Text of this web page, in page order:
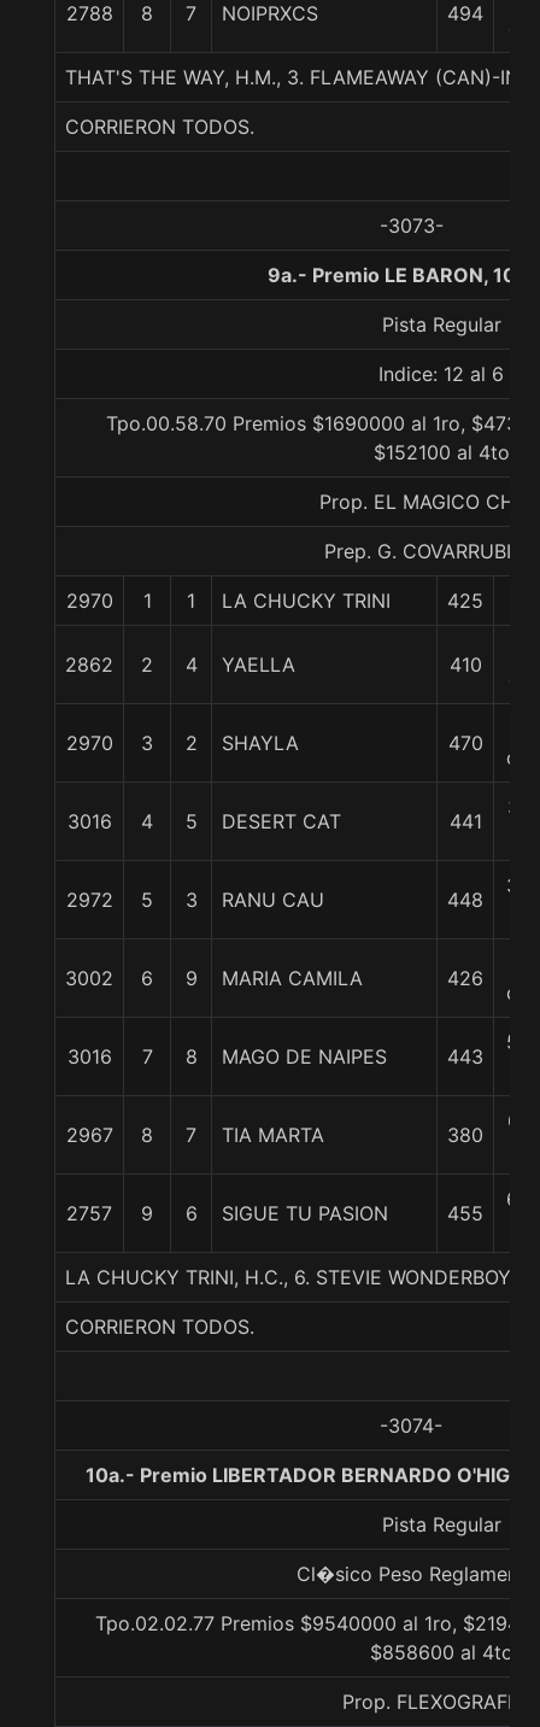
2788 8 7 NOIPRXCS 494
THAT'S THE WAY, H.M., 3. FLAMEAWAY (CAN)-INA
CORRIERON TODOS.
-3073-
9a.- Premio LE BARON,
Pista Regular
Indice: 12 al 6
Tpo.00.58.70 Premios $1690000 al 1ro,
$152100 al 4to
Prop. EL MAGICO
Prep. G.
2970 1 1 LA CHUCKY TRINI 425
2862 2 4 YAELLA 410
2970 3 2 SHAYLA 470
3016 4 5 DESERT CAT 441
3
2972 5 3 RANU CAU 448
3
3002 6 9 MARIA CAMILA 426
3016 7 8 MAGO DE NAIPES 443
5
2967 8 7 TIA MARTA 380
6
2757 9 6 SIGUE TU PASION 455
6
LA CHUCKY TRINI, H.C., 6. STEVIE WONDERBOY-
CORRIERON TODOS.
-3074-
10a.- Premio LIBERTADOR BERNARDO
Pista Regular
Cl�sico Peso Reglamento
Tpo.02.02.77 Premios $9540000 al 1ro,
$858600 al 4to
Prop. FLEXOGRAFICA